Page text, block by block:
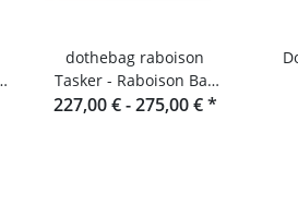
dothebag raboison
Tasker - Raboison Bag
Querformat toro
227,00 € -275,00 €*